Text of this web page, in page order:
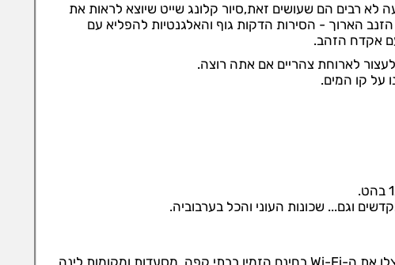
רבים הם שעושים זאת,סיור קלונג שייט שיוצא לראות את
הארוך - הסירות הדקות גוף והאלגנטיות להפליא עם
אקדח הזהב.
לעצור לארוחת צהריים אם אתה רוצה.
על קו המים.
וגם... שכונות העוני והכל בערבוביה.